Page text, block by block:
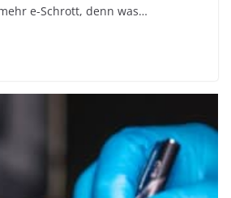
e-Schrott, denn was…